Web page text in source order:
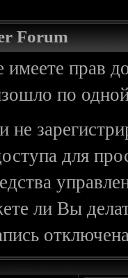
Forum
прав
по
для
ли Вы